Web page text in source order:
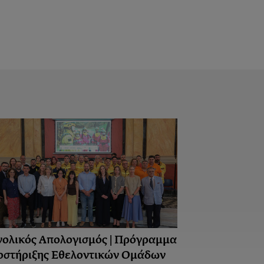
Απολογισμός | Πρόγραμμα
Εθελοντικών Ομάδων